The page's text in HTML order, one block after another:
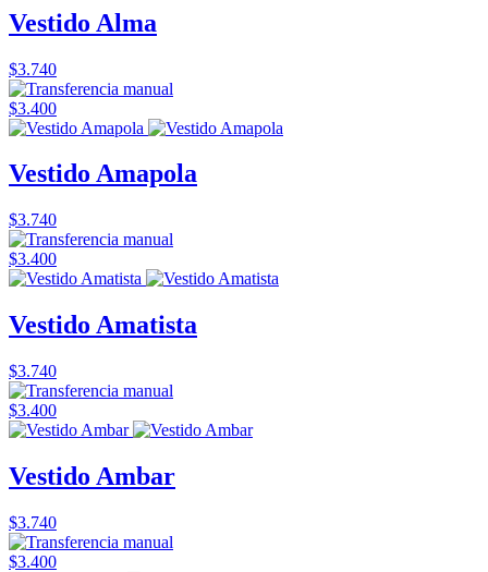
Vestido Alma
$3.740
$3.400
Vestido Amapola
$3.740
$3.400
Vestido Amatista
$3.740
$3.400
Vestido Ambar
$3.740
$3.400